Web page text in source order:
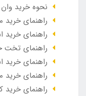
نحوه خرید
راهنمای خرید
راهنمای خرید
راهنمای تخت
راهنمای
راهنمای
راهنمای